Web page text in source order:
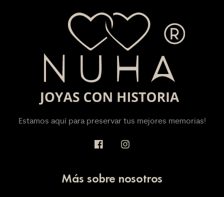
Estamos aquí para preservar tus mejores memorias!
Más sobre nosotros